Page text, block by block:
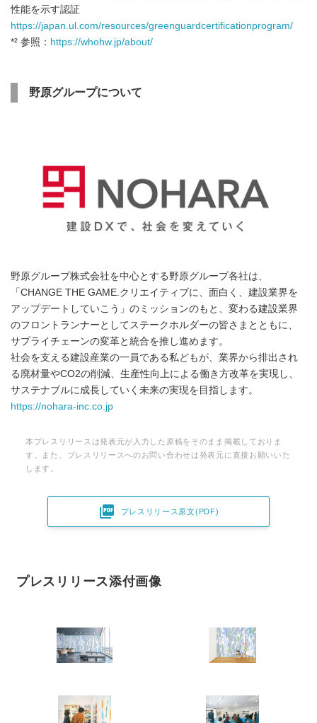
性能を示す認証
https://japan.ul.com/resources/greenguardcertificationprogram/
*² 参照： https://whohw.jp/about/
野原グループについて
野原グループ株式会社を中心とする野原グループ各社は、
「CHANGE THE GAME.クリエイティブに、面白く、建設業界を
アップデートしていこう」のミッションのもと、変わる建設業界
のフロントランナーとしてステークホルダーの皆さまとともに、
サプライチェーンの変革と統合を推し進めます。
社会を支える建設産業の一員である私どもが、業界から排出され
る廃材量やCO2の削減、生産性向上による働き方改革を実現し、
サステナブルに成長していく未来の実現を目指します。
https://nohara-inc.co.jp
本プレスリリースは発表元が入力した原稿をそのまま掲載しておりま
す。また、プレスリリースへのお問い合わせは発表元に直接お願いいた
します。
 プレスリリース原文(PDF)
プレスリリース添付画像